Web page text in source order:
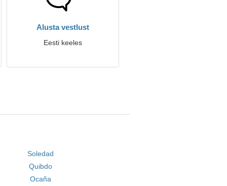
Alusta vestlust
Eesti keeles
Soledad
Quibdo
Ocaña